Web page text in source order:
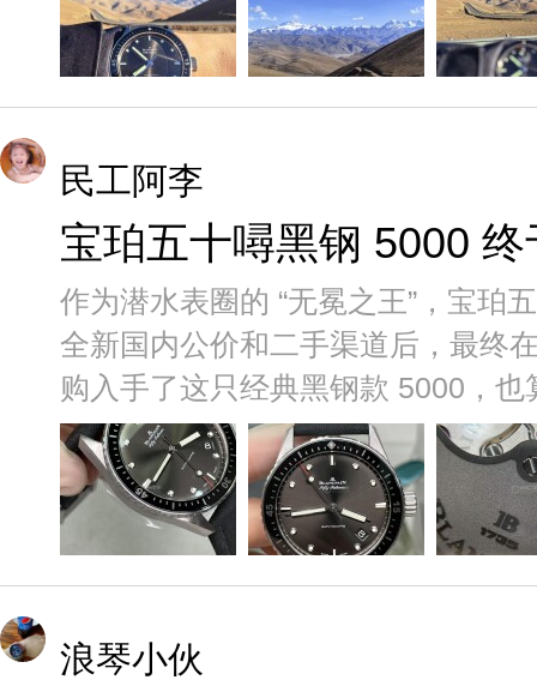
民工阿李
宝珀五十噚黑钢 5000
作为潜水表圈的 “无冕之王”，宝珀
全新国内公价和二手渠道后，最终
购入手了这只经典黑钢款 5000，
浪琴小伙